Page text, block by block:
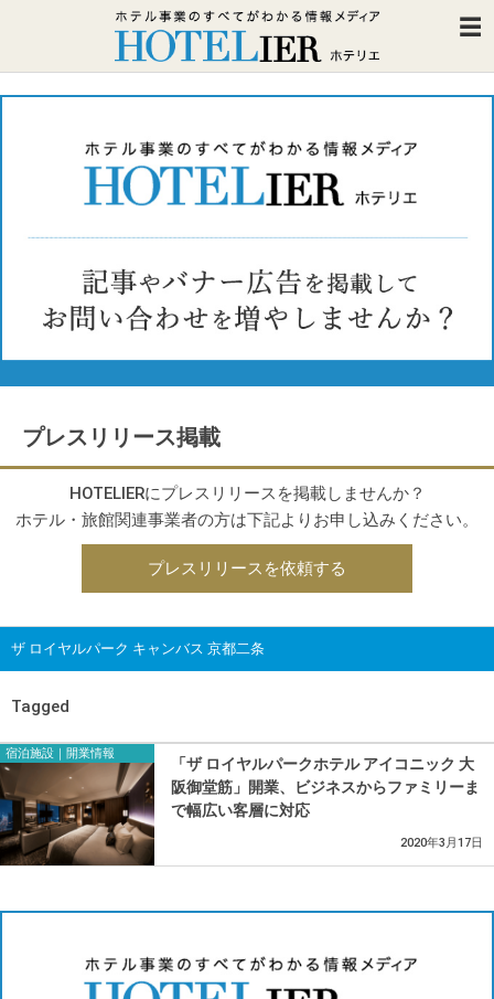
プレスリリース掲載
HOTELIERにプレスリリースを掲載しませんか？
ホテル・旅館関連事業者の方は下記よりお申し込みください。
プレスリリースを依頼する
ザ ロイヤルパーク キャンバス 京都二条
Tagged
宿泊施設｜開業情報
「ザ ロイヤルパークホテル アイコニック 大
阪御堂筋」開業、ビジネスからファミリーま
で幅広い客層に対応
2020年3月17日